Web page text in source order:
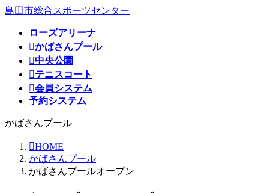
コ
プ
ナ
動
島田市総合スポーツセンター
ローズアリーナ
かばさんプール
中央公園
テニスコート
会員システム
予約システム
かばさんプール
HOME
かばさんプール
かばさんプールオープン